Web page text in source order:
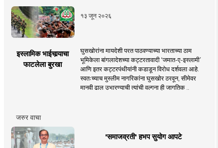
१३ जून २०२६
इस्लामिक भाईचार्‍याचा
फाटलेला बुरखा
घुसखोरांना मायदेशी परत पाठवण्याच्या भारताच्या ठाम
भूमिकेला बांगलादेशच्या कट्टरतावादी ‘जमात-ए-इस्लामी’
आणि इतर कट्टरपंथीयांनी कडाडून विरोध दर्शवला आहे.
स्वतःच्याच मुस्लीम नागरिकांना घुसखोर ठरवून, सीमेवर
मानवी ढाल उभारण्याची त्यांची वल्गना ही जागतिक ..
जरुर वाचा
'समाजव्रती' हभप सुयोग आपटे